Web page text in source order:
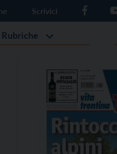
Scrivici
Rubriche